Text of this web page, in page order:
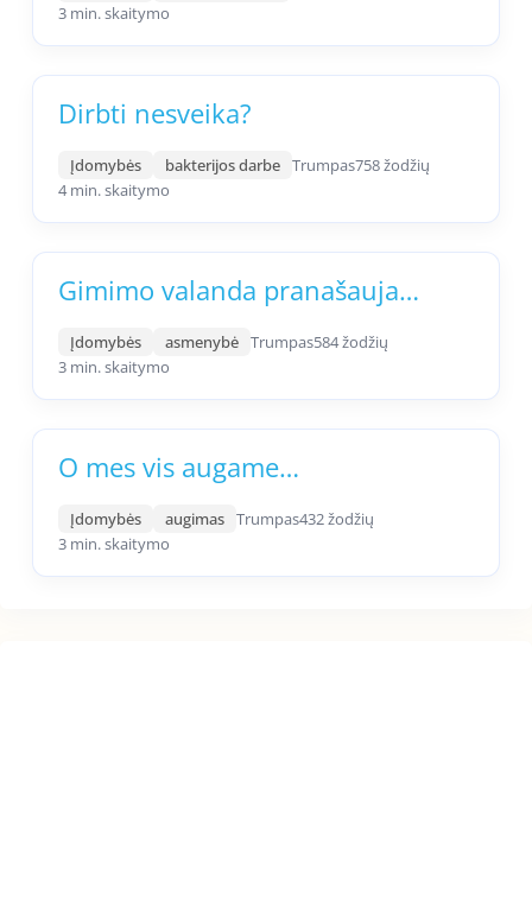
3 min. skaitymo
Dirbti nesveika?
Įdomybės bakterijos darbe Trumpas758 žodžių
4 min. skaitymo
Gimimo valanda pranašauja…
Įdomybės asmenybė Trumpas584 žodžių
3 min. skaitymo
O mes vis augame…
Įdomybės augimas Trumpas432 žodžių
3 min. skaitymo